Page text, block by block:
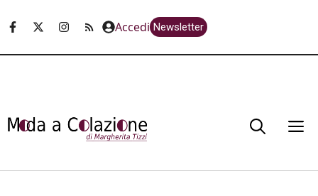
Accedi Newsletter